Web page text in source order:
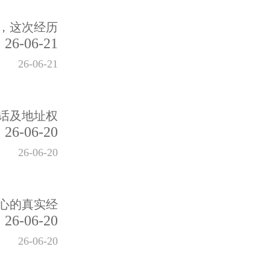
这次经历
26-06-21
26-06-21
及地址权
26-06-20
26-06-20
的真实经
26-06-20
26-06-20